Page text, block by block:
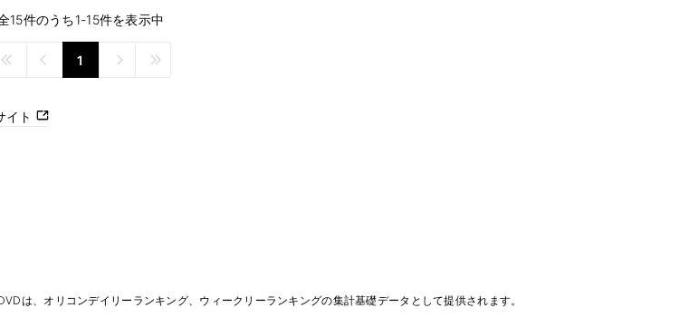
15件のうち1-15件を表示中
1
イト
は、オリコンデイリーランキング、ウィークリーランキングの集計基礎データとして提供されます。